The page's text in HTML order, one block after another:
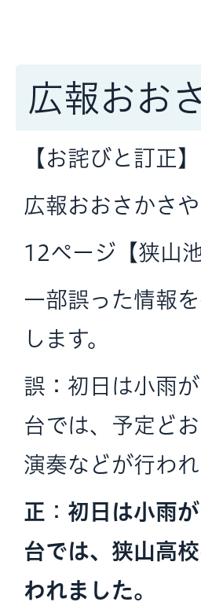
広報おお
【お詫びと訂正】
広報おおさかさ
12ページ【狭山
一部誤った情報
します。
誤：初日は小雨
台では、予定ど
演奏などが行われ
正 ： 初日は小雨
台では、狭山高
われました。